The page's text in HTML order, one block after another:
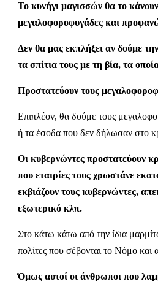
Το κυνήγι μαγισσών θα το
μεγαλοφοροφυγάδες και
Δεν θα μας εκπλήξει αν δούμε
τα σπίτια τους με τη βία, τα
Προστατεύουν τους
Επιπλέον, θα δούμε τους
ή τα έσοδα που δεν δήλωσαν στο
Οι κυβερνώντες προστατεύουν
που εταιρίες τους χρωστάνε
εκβιάζουν τους κυβερνώντες,
εξωτερικό κλπ.
Στο κάτω κάτω από την ίδια
πολίτες που σέβονται το Νόμο και
Όμως αυτοί οι άνθρωποι που